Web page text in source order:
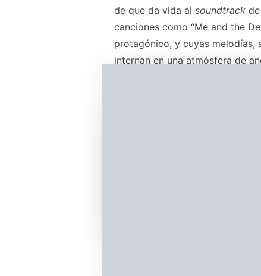
de que da vida al soundtrack
canciones como “Me and the
protagónico, y cuyas melodías,
internan en una atmósfera de
alguna forma, así que me
recrean el icónico y particular
“Shout” de Tears for Fears e
nuevo sentido cuando la
energía, la necesidad de gritar